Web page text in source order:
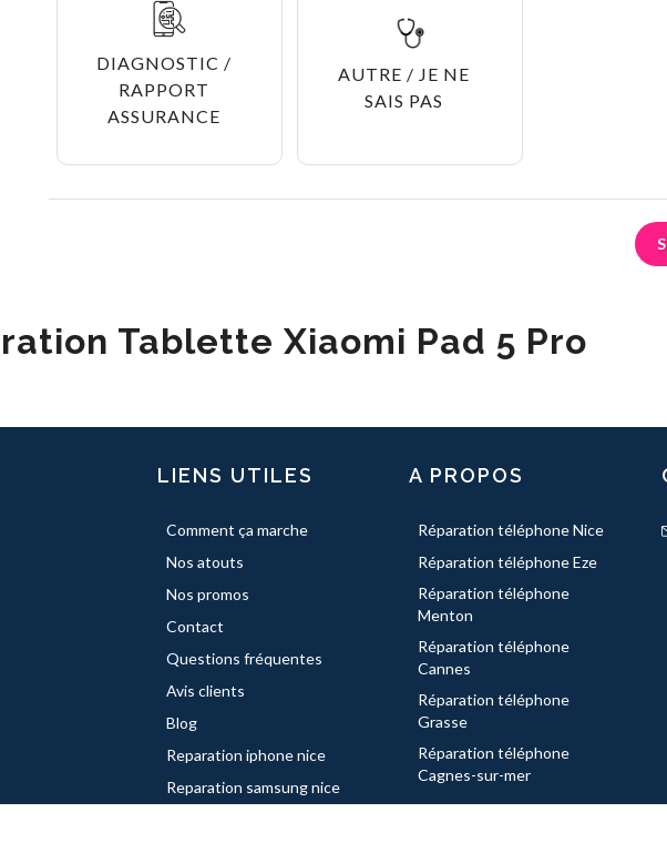
DIAGNOSTIC /
RAPPORT
ASSURANCE
AUTRE / JE NE
SAIS PAS
Tablette Xiaomi Pad 5 Pro
LIENS UTILES
Comment ça marche
Nos atouts
Nos promos
Contact
Questions fréquentes
Avis clients
Blog
Reparation iphone nice
Reparation samsung nice
A PROPOS
Réparation téléphone Nice
Réparation téléphone Eze
Réparation téléphone
Menton
Réparation téléphone
Cannes
Réparation téléphone
Grasse
Réparation téléphone
Cagnes-sur-mer